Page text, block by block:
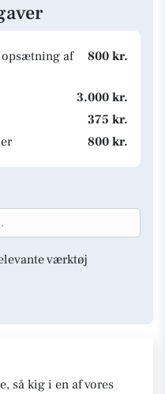
af
800 kr.
3.000 kr.
375 kr.
800 kr.
værktøj
så kig i en af vores